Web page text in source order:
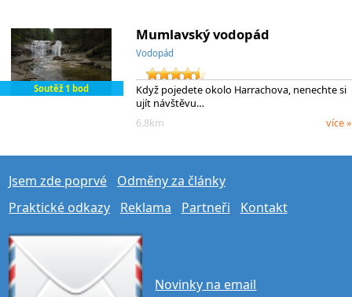
Soutěž 1 bod
Mumlavský vodopád
Vodopád
Když pojedete okolo Harrachova, nenechte si
ujít návštěvu…
6.8km
více »
Jsem zde poprvé
Odměny za články
Praktické odkazy
Reklama Partneři Kontakt
Novinky na email